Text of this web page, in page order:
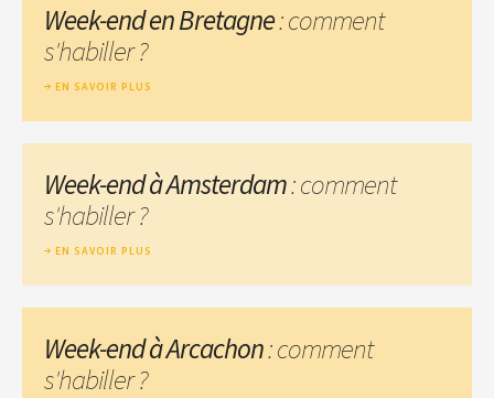
Week-end en Bretagne: comment
s'habiller ?
EN SAVOIR PLUS
Week-end à Amsterdam: comment
s'habiller ?
EN SAVOIR PLUS
Week-end à Arcachon: comment
s'habiller ?